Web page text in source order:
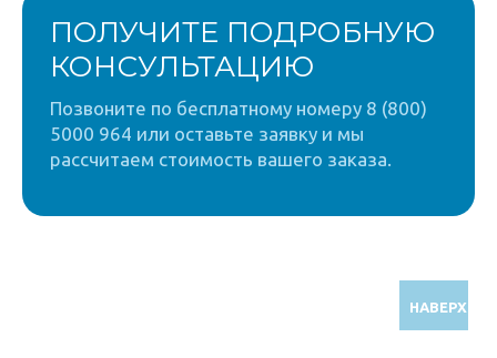
ПОЛУЧИТЕ ПОДРОБНУЮ
КОНСУЛЬТАЦИЮ
Позвоните по бесплатному номеру 8 (800)
5000 964 или оставьте заявку и мы
рассчитаем стоимость вашего заказа.
НАВЕРХ